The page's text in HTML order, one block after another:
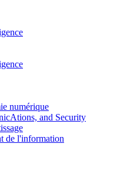
numérique
and Security
de l'information